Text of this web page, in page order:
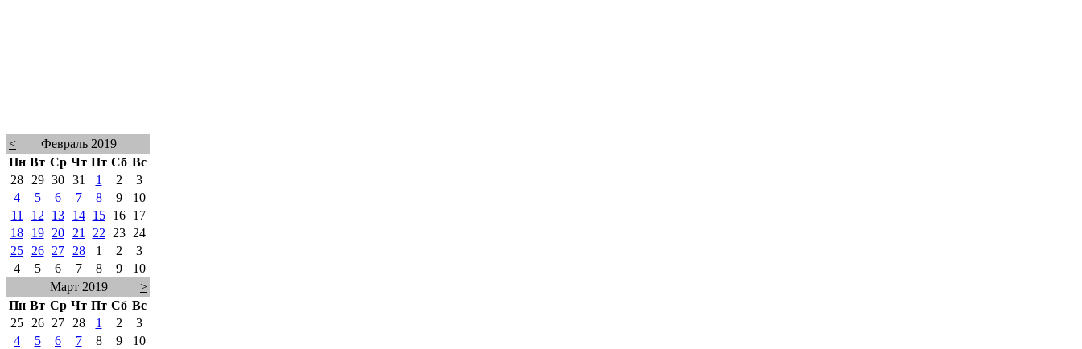
<
Февраль 2019
Пн Вт Ср Чт Пт Сб Вс
28
29 30 31 1 2
3
4
5 6 7 8 9
10
11
12 13 14 15 16
17
18
19 20 21 22 23
24
25
26 27 28 1 2
3
4
5 6 7 8 9
10
Март 2019
>
Пн Вт Ср Чт Пт Сб Вс
25
26 27 28 1 2
3
4
5 6 7 8 9
10